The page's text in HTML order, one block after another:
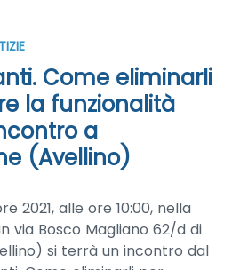
Come eliminarli
la funzionalità
a
(Avellino)
2021, alle ore 10:00, nella
via Bosco Magliano 62/d di
si terrà un incontro dal